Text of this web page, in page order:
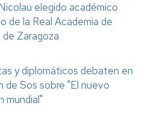
elegido académico
de la Real Academia de
de Zaragoza
y diplomáticos debaten en
de Sos sobre "El nuevo
mundial"